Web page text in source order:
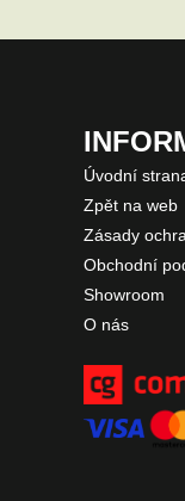
Úvodní
Zpět na web
Zásady
Obchodní
Showroom
O nás